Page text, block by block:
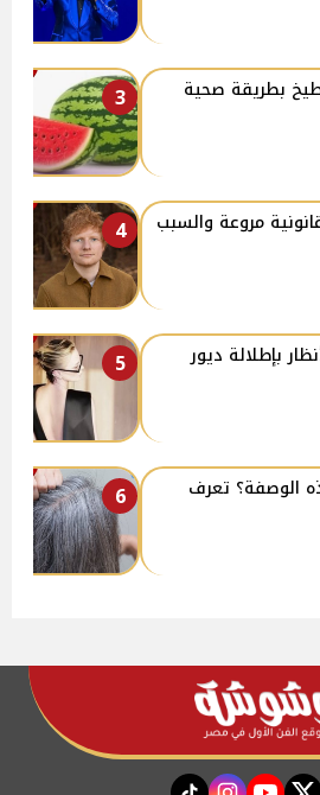
3 بطريقة صحية
4
مروعة والسبب
5
بإطلالة ديور
6
الوصفة؟ تعرف